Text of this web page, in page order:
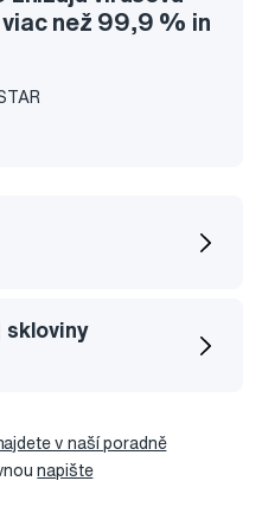
viac než 99,9 % in
skloviny
v naší poradně
napište